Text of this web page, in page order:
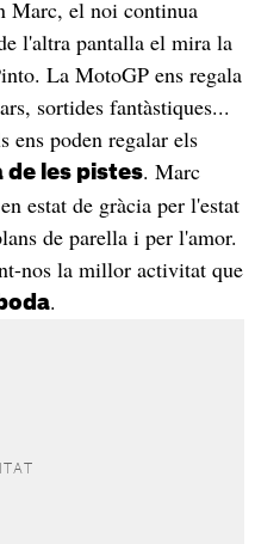
Marc, el noi continua
l'altra pantalla el mira la
La MotoGP ens regala
sortides fantàstiques...
ens poden regalar els
de les pistes. Marc
estat de gràcia per l'estat
de parella i per l'amor.
nos la millor activitat que
.